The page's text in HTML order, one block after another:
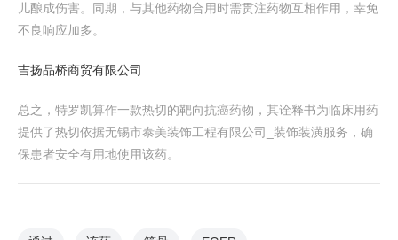
儿酿成伤害。同期，与其他药物合用时需贯注药物互相作用，幸免
不良响应加多。
吉扬品桥商贸有限公司
总之，特罗凯算作一款热切的靶向抗癌药物，其诠释书为临床用药
提供了热切依据无锡市泰美装饰工程有限公司_装饰装潢服务，确
保患者安全有用地使用该药。